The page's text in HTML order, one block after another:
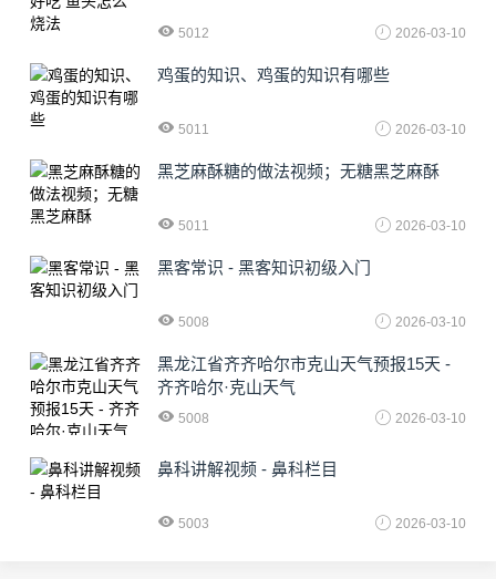
5012 2026-03-10
鸡蛋的知识、鸡蛋的知识有哪些
5011 2026-03-10
黑芝麻酥糖的做法视频；无糖黑芝麻酥
5011 2026-03-10
黑客常识 - 黑客知识初级入门
5008 2026-03-10
黑龙江省齐齐哈尔市克山天气预报15天 -
齐齐哈尔·克山天气
5008 2026-03-10
鼻科讲解视频 - 鼻科栏目
5003 2026-03-10